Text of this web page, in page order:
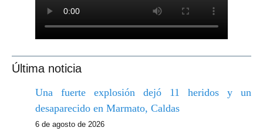
Última noticia
Una fuerte explosión dejó 11 heridos y un
desaparecido en Marmato, Caldas
6 de agosto de 2026